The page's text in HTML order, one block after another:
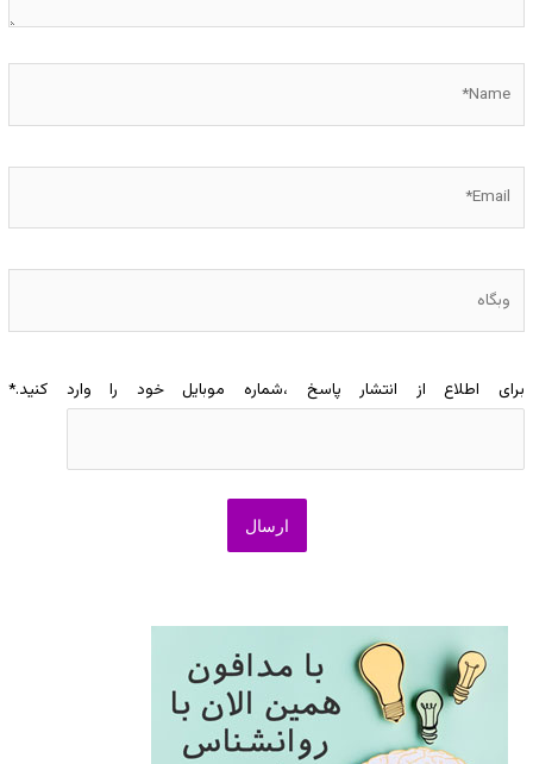
وبگاه
برای اطلاع از انتشار پاسخ ،شماره موبایل خود را وارد کنید.*